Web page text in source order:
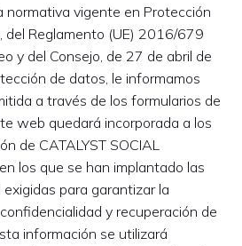
normativa vigente en Protección
del Reglamento (UE) 2016/679
y del Consejo, de 27 de abril de
de datos, le informamos
a través de los formularios de
web quedará incorporada a los
de CATALYST SOCIAL
los que se han implantado las
para garantizar la
y recuperación de
información se utilizará